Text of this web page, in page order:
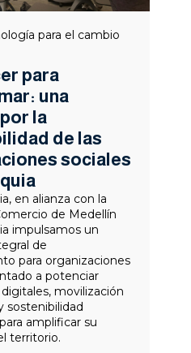
para el cambio
para
una
la
de las
sociales
en alianza con la
de Medellín
impulsamos un
de
para organizaciones
a potenciar
movilización
sostenibilidad
amplificar su
territorio.